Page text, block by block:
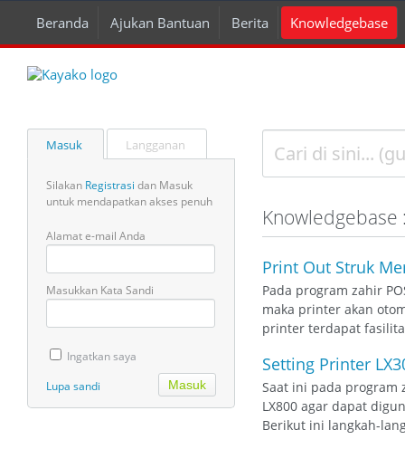
Beranda Ajukan Bantuan Berita Knowledgebase
Masuk Langganan
Silakan Registrasi dan Masuk
untuk mendapatkan akses penuh
Alamat e-mail Anda
Masukkan Kata Sandi
Ingatkan saya
Lupa sandi
Knowledgebase
Print Out Struk
Pada program zahir
maka printer akan
printer terdapat
Setting Printer
Saat ini pada program
LX800 agar dapat
Berikut ini langkah-